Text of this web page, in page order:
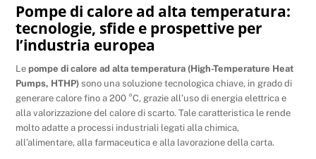
Pompe di calore ad alta temperatura:
tecnologie, sfide e prospettive per
l’industria europea
Lepompe di calore ad alta temperatura (High-Temperature Heat
Pumps, HTHP) sono una soluzione tecnologica chiave, in grado di
generare calore fino a 200 °C, grazie all’uso di energia elettrica e
alla valorizzazione del calore di scarto. Tale caratteristica le rende
molto adatte a processi industriali legati alla chimica,
all’alimentare, alla farmaceutica e alla lavorazione della carta.